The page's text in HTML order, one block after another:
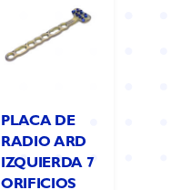
PLACA DE
RADIO ARD
IZQUIERDA 7
ORIFICIOS